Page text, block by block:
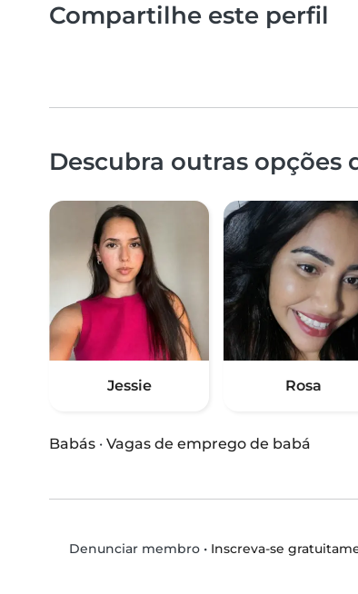
Compartilhe este perfil
Descubra outras opções
Jessie Rosa
Babás · Vagas de emprego de babá
Denunciar membro• Inscreva-se